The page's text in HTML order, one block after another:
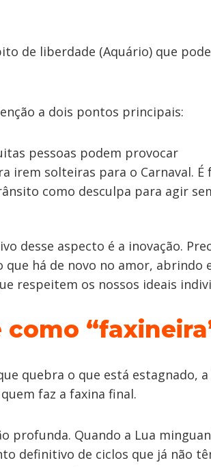
de liberdade (Aquário) que
a dois pontos principais:
pessoas podem provocar
irem solteiras para o Carnaval. É
como desculpa para agir
desse aspecto é a inovação.
há de novo no amor, abrindo
respeitem os nossos ideais
quebra o que está estagnado, a
faz a faxina final.
profunda. Quando a Lua
definitivo de ciclos que já não